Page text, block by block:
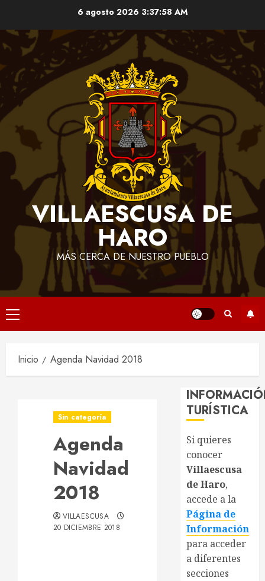
contenido
6 agosto 2026 3:37:58 AM
VILLAESCUSA DE
HARO
MÁS CERCA DE NUESTRO PUEBLO
Menú
principal
Inicio Agenda Navidad 2018
Sin categoría
Agenda
Navidad
2018
VILLAESCUSA
20 DICIEMBRE 2018
TURÍSTICA
Si quieres
conocer
Villaescusa
de Haro,
accede a la
Página de
Información
para acceder
a diferentes
secciones